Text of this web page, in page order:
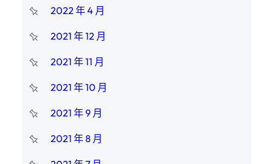
2022 年 4 月
2021 年 12 月
2021 年 11 月
2021 年 10 月
2021 年 9 月
2021 年 8 月